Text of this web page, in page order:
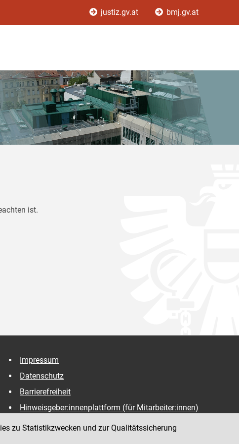
justiz.gv.at bmj.gv.at
ist.
Impressum
Datenschutz
Barrierefreiheit
Hinweisgeber:innenplattform (für Mitarbeiter:innen)
zu Statistikzwecken und zur Qualitätssicherung